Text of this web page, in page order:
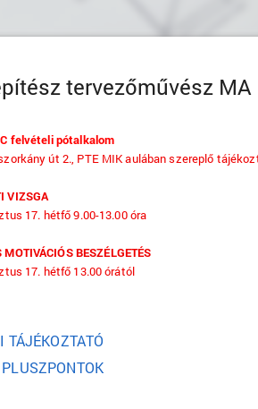
tervezőművész MA
felvételipótalkalom
út 2., PTE MIK aulában szereplő
VIZSGA
17. hétfő 9.00-13.00 óra
BESZÉLGETÉS
17. hétfő 13.00 órától
TÁJÉKOZTATÓ